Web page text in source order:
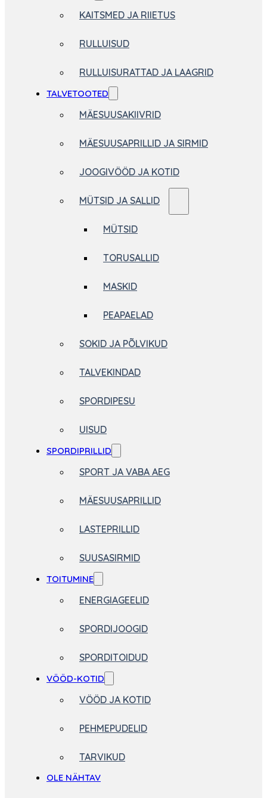
KAITSMED JA RIIETUS
RULLUISUD
RULLUISURATTAD JA LAAGRID
TALVETOOTED
MÄESUUSAKIIVRID
MÄESUUSAPRILLID JA SIRMID
JOOGIVÖÖD JA KOTID
MÜTSID JA SALLID
MÜTSID
TORUSALLID
MASKID
PEAPAELAD
SOKID JA PÕLVIKUD
TALVEKINDAD
SPORDIPESU
UISUD
SPORDIPRILLID
SPORT JA VABA AEG
MÄESUUSAPRILLID
LASTEPRILLID
SUUSASIRMID
TOITUMINE
ENERGIAGEELID
SPORDIJOOGID
SPORDITOIDUD
VÖÖD-KOTID
VÖÖD JA KOTID
PEHMEPUDELID
TARVIKUD
OLE NÄHTAV